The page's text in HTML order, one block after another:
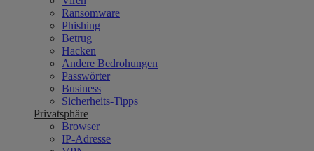
Ransomware
Phishing
Betrug
Hacken
Andere Bedrohungen
Passwörter
Business
Sicherheits-Tipps
Privatsphäre
Browser
IP-Adresse